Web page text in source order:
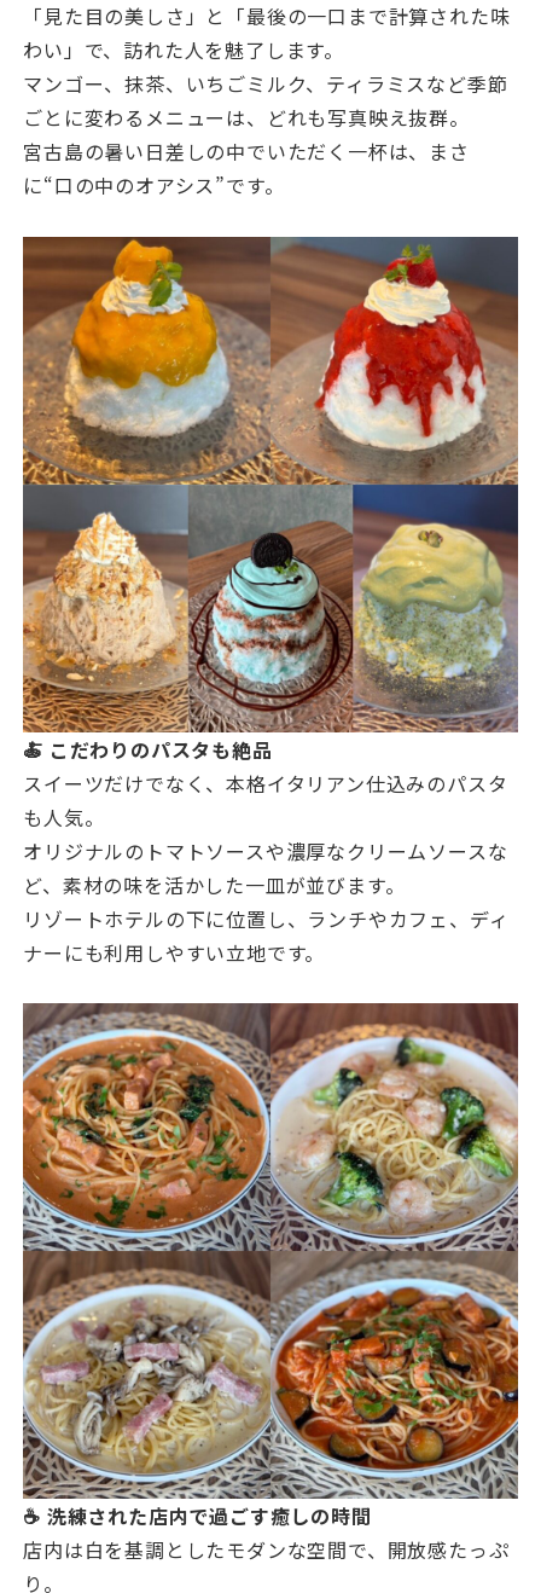
「見た目の美しさ」と「最後の一口まで計算された味
わい」で、訪れた人を魅了します。
マンゴー、抹茶、いちごミルク、ティラミスなど季節
ごとに変わるメニューは、どれも写真映え抜群。
宮古島の暑い日差しの中でいただく一杯は、まさ
に“口の中のオアシス”です。
🍝 こだわりのパスタも絶品
スイーツだけでなく、本格イタリアン仕込みのパスタ
も人気。
オリジナルのトマトソースや濃厚なクリームソースな
ど、素材の味を活かした一皿が並びます。
リゾートホテルの下に位置し、ランチやカフェ、ディ
ナーにも利用しやすい立地です。
☕ 洗練された店内で過ごす癒しの時間
店内は白を基調としたモダンな空間で、開放感たっぷ
り。